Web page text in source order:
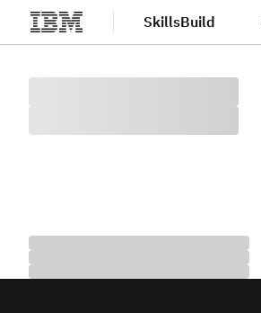
ਮੁੱਖ ਸਮੱਗਰੀ 'ਤੇ ਜਾਓ SkillsBuild